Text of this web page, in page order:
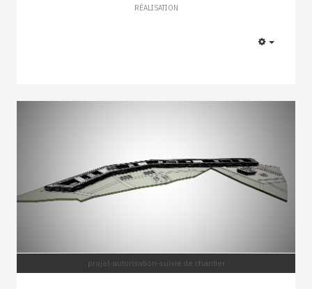
RÉALISATION
projet-autorisation-suivie de chantier